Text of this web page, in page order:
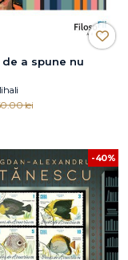
de a spune nu
lei
-40%